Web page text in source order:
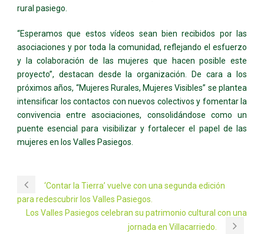
rural pasiego.
“Esperamos que estos vídeos sean bien recibidos por las
asociaciones y por toda la comunidad, reflejando el esfuerzo
y la colaboración de las mujeres que hacen posible este
proyecto”, destacan desde la organización. De cara a los
próximos años, “Mujeres Rurales, Mujeres Visibles” se plantea
intensificar los contactos con nuevos colectivos y fomentar la
convivencia entre asociaciones, consolidándose como un
puente esencial para visibilizar y fortalecer el papel de las
mujeres en los Valles Pasiegos.
‘Contar la Tierra’ vuelve con una segunda edición
para redescubrir los Valles Pasiegos.
Los Valles Pasiegos celebran su patrimonio cultural con una
jornada en Villacarriedo.